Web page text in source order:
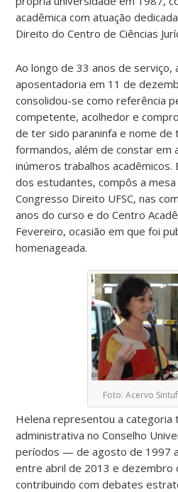
acadêmica com atuação
Direito do Centro de Ciências
Ao longo de 33 anos de serviço,
aposentadoria em 11 de
consolidou-se como referência
competente, acolhedor e
de ter sido paraninfa e nome de
formandos, além de constar em
inúmeros trabalhos acadêmicos.
dos estudantes, compôs a
Congresso Direito UFSC, nas
anos do curso e do Centro
Fevereiro, ocasião em que foi
homenageada.
Foto: Acervo
Helena representou a categoria
administrativa no Conselho
períodos — de agosto de 1997
entre abril de 2013 e
contribuindo com debates